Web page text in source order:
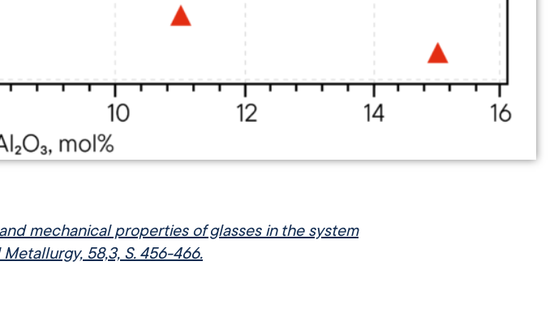
mechanical properties of glasses in the system
58,3, S. 456-466.